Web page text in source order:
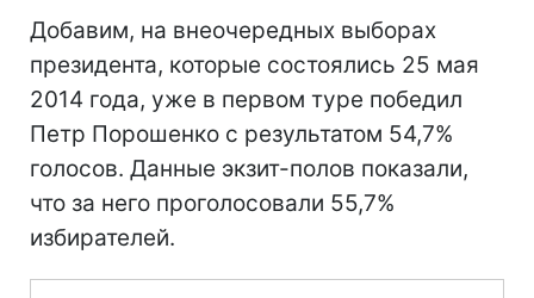
Добавим, на внеочередных выборах
президента, которые состоялись 25 мая
2014 года, уже в первом туре победил
Петр Порошенко с результатом 54,7%
голосов. Данные экзит-полов показали,
что за него проголосовали 55,7%
избирателей.